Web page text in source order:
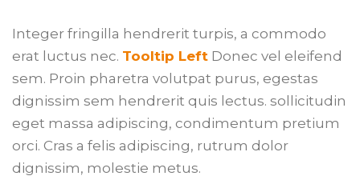
Integer fringilla hendrerit turpis, a commodo
erat luctus nec. Tooltip Left Donec vel eleifend
sem. Proin pharetra volutpat purus, egestas
dignissim sem hendrerit quis lectus. sollicitudin
eget massa adipiscing, condimentum pretium
orci. Cras a felis adipiscing, rutrum dolor
dignissim, molestie metus.